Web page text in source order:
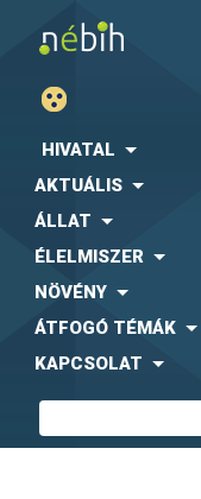
HIVATAL
AKTUÁLIS
ÁLLAT
ÉLELMISZER
NÖVÉNY
ÁTFOGÓ TÉMÁK
KAPCSOLAT